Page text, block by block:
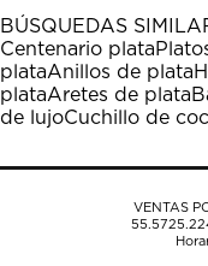
1
estrella
Esta
acción
abrirá
el
de
estrellas.
Esta
acción
abrirá
el
de
estrellas.
Esta
acción
abrirá
el
de
Esta
acción
abrirá
el
de
Esta
el
de
BÚSQUEDAS
Centenario plata
plataAnillos de plata
plataAretes de plata
de lujoCuchillo de
VENTAS